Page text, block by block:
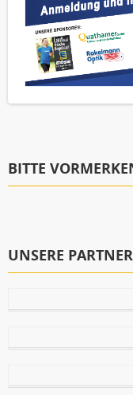
BITTE
UNSERE PARTNER